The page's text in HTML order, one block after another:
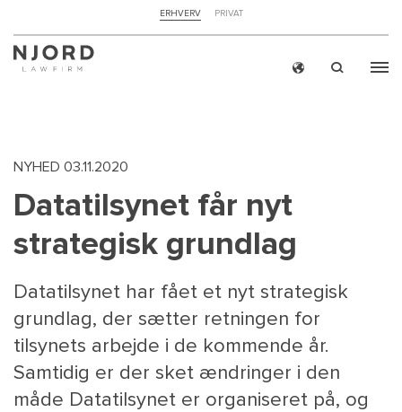
TOP
MENU
ERHVERV PRIVAT
NYHED 03.11.2020
Datatilsynet får nyt
strategisk grundlag
Datatilsynet har fået et nyt strategisk
grundlag, der sætter retningen for
tilsynets arbejde i de kommende år.
Samtidig er der sket ændringer i den
måde Datatilsynet er organiseret på, og